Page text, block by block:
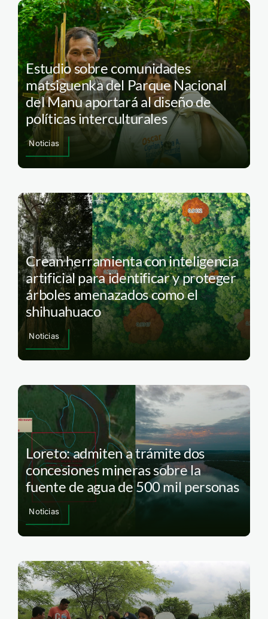
Estudio sobre comunidades
matsiguenka del Parque Nacional
del Manu aportará al diseño de
políticas interculturales
Noticias
Crean herramienta con inteligencia
artificial para identificar y proteger
árboles amenazados como el
shihuahuaco
Noticias
Loreto: admiten a trámite dos
concesiones mineras sobre la
fuente de agua de 500 mil personas
Noticias